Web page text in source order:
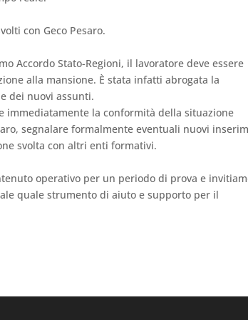
con Geco Pesaro.
Accordo Stato-Regioni, il lavoratore deve essere
alla mansione. È stata infatti abrogata la
dei nuovi assunti.
immediatamente la conformità della situazione
segnalare formalmente eventuali nuovi
svolta con altri enti formativi.
operativo per un periodo di prova e
quale strumento di aiuto e supporto per il